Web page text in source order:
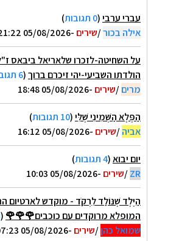
עברי ערבי(0 תגובות
)
אילה בכור/שירים -05/08/2026 21:22
על השחיטה-לזכרו שלאריאל ביבאס
הולדתו השביעי-יהי זיכרם ברוך(6 תגובות
מרים/שירים -05/08/2026 18:48
הַפֶּלֶא הַשְּׁמִינִי שֶׁלִּי(10 תגובות
)
אביה/שירים -05/08/2026 16:12
יום יבוא(4 תגובות
)
ZR
/שירים -05/08/2026 10:03
הַיֶּלֶד שֶׁנּוֹלַד לִרְקֹד - מוקדש לארטיום
המופלא מרוקדים עם כוכבים🌹🌹🌹 (
שמואל כהן/שירים -05/08/2026 07:23